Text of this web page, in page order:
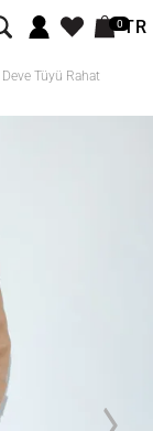
0TR
Deve Tüyü Rahat